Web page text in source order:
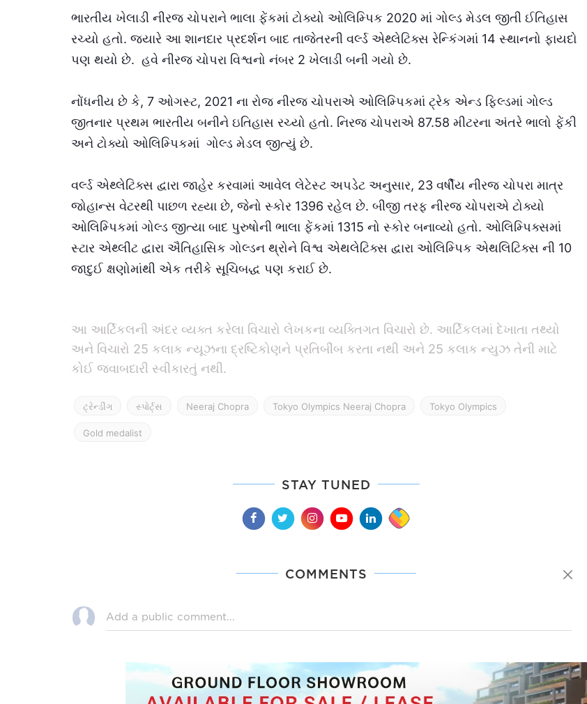
ભારતીય ખેલાડી નીરજ ચોપરાને ભાલા ફેંકમાં ટોક્યો ઓલિમ્પિક 2020 માં ગોલ્ડ મેડલ જીતી ઈતિહાસ
રચ્યો હતો. જ્યારે આ શાનદાર પ્રદર્શન બાદ તાજેતરની વર્લ્ડ એથ્લેટિક્સ રેન્કિંગમાં 14 સ્થાનનો ફાયદો
પણ થયો છે. હવે નીરજ ચોપરા વિશ્વનો નંબર 2 ખેલાડી બની ગયો છે.
નોંધનીય છે કે, 7 ઓગસ્ટ, 2021 ના રોજ નીરજ ચોપરાએ ઓલિમ્પિકમાં ટ્રેક એન્ડ ફિલ્ડમાં ગોલ્ડ
જીતનાર પ્રથમ ભારતીય બનીને ઇતિહાસ રચ્યો હતો. નિરજ ચોપરાએ 87.58 મીટરના અંતરે ભાલો ફેંકી
અને ટોક્યો ઓલિમ્પિકમાં ગોલ્ડ મેડલ જીત્યું છે.
વર્લ્ડ એથ્લેટિક્સ દ્વારા જાહેર કરવામાં આવેલ લેટેસ્ટ અપડેટ અનુસાર, 23 વર્ષીય નીરજ ચોપરા માત્ર
જોહાન્સ વેટરથી પાછળ રહ્યા છે, જેનો સ્કોર 1396 રહેલ છે. બીજી તરફ નીરજ ચોપરાએ ટોક્યો
ઓલિમ્પિકમાં ગોલ્ડ જીત્યા બાદ પુરુષોની ભાલા ફેંકમાં 1315 નો સ્કોર બનાવ્યો હતો. ઓલિમ્પિક્સમાં
સ્ટાર એથ્લીટ દ્વારા ઐતિહાસિક ગોલ્ડન થ્રોને વિશ્વ એથલેટિક્સ દ્વારા ઓલિમ્પિક એથલિટિક્સ ની 10
જાદુઈ ક્ષણોમાંથી એક તરીકે સૂચિબદ્ધ પણ કરાઈ છે.
આ આર્ટિકલની અંદર વ્યક્ત કરેલા વિચારો લેખકના વ્યક્તિગત વિચારો છે. આર્ટિકલમાં દેખાતા તથ્યો
અને વિચારો 25 કલાક ન્યૂઝના દ્રષ્ટિકોણને પ્રતિબીંબ કરતા નથી અને 25 કલાક ન્યુઝ તેની માટે
કોઈ જવાબદારી સ્વીકારતું નથી.
ટ્રેન્ડીંગ સ્પોર્ટ્સ Neeraj Chopra Tokyo Olympics Neeraj Chopra Tokyo Olympics
Gold medalist
STAY TUNED
COMMENTS